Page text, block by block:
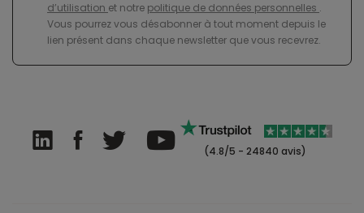
d’utilisation et notre politique de données personnelles .
Vous pourrez vous désabonner à tout moment depuis le
lien présent dans chaque newsletter que vous recevrez.
(4.8/5 - 24840 avis)